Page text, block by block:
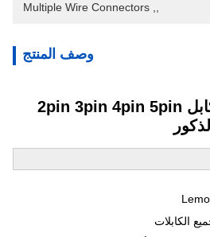
Multiple Wire Connectors
وصف المنتج
Lemo 00B موصل كابل 2pin 3pin 4pin 5pin
الكابلات